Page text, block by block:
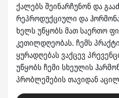
ქალებს შეინარჩუნონ და
რეპროდუქციული და
ხელს უწყობს მათ საერთო
კეთილდღეობას. ჩემს
ყურადღებას ვაქცევ
უწყობს ჩემი სხეულის
პრობლემების თავიდან